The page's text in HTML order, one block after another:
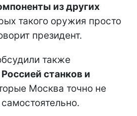
из других
такого оружия просто
президент.
также
станков и
Москва точно не